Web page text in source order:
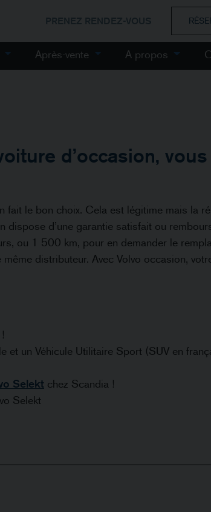
PRENEZ RENDEZ-VOUS
Après-vente A propos
d’occasion,
fait le bon choix. Cela est légitime mais la
d’une garantie satisfait ou
ou 1 500 km, pour en demander le
distributeur. Avec Volvo occasion,
et un Véhicule Utilitaire Sport (SUV en
Selekt chez Scandia !
Selekt